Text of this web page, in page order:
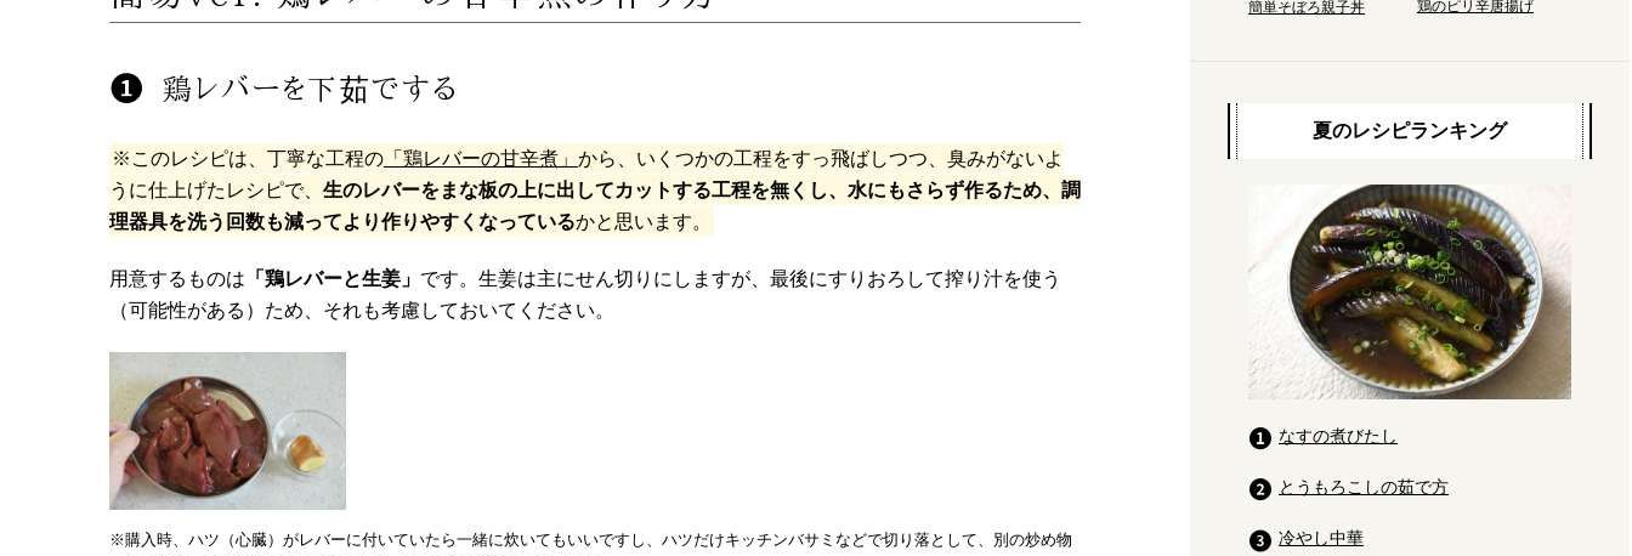
鶏レバーを下茹でする
※このレシピは、丁寧な工程の 「鶏レバーの甘辛煮」 から、いくつかの工程をすっ飛ばしつつ、臭みがないよ
うに仕上げたレシピで、 生のレバーをまな板の上に出してカットする工程を無くし、水にもさらず作るため、調
理器具を洗う回数も減ってより作りやすくなっているかと思います。
用意するものは 「鶏レバーと生姜」 です。生姜は主にせん切りにしますが、最後にすりおろして搾り汁を使う
（可能性がある）ため、それも考慮しておいてください。
※購入時、ハツ（心臓）がレバーに付いていたら一緒に炊いてもいいですし、ハツだけキッチンバサミなどで切り落として、別の炒め物
簡単そぼろ親子丼 鶏のピリ辛唐揚げ
夏のレシピランキング
なすの煮びたし
とうもろこしの茹で方
冷やし中華